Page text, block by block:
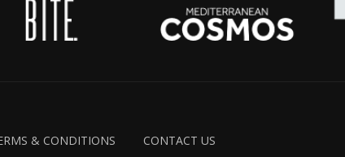
& CONDITIONS CONTACT US